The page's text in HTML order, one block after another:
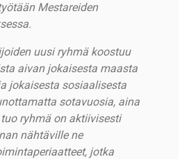
Mestareiden
uusi ryhmä koostuu
aivan jokaisesta maasta
jokaisesta sosiaalisesta
sotavuosia, aina
ryhmä on aktiivisesti
nähtäville ne
jotka